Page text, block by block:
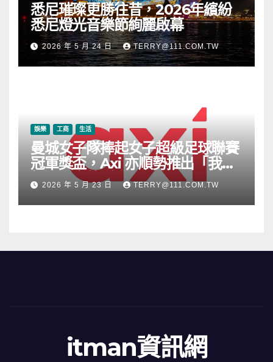
悉尼璀璨更勝往昔，2026年繽紛
悉尼燈光音樂節絢麗啟幕
2026 年 5 月 24 日 TERRY@111.COM.TW
娛樂 工商 生活
曼城女子隊捧起女子超級足球聯賽
冠軍獎盃，Axi 亦順勢推出「我的
根源」宣傳活動
2026 年 5 月 23 日 TERRY@111.COM.TW
itman資訊網